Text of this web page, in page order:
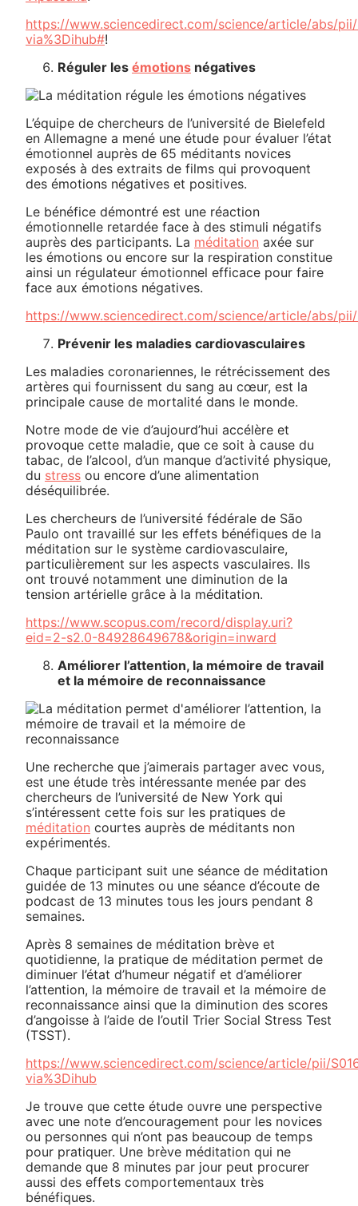
https://www.sciencedirect.com/science/article/abs/pii/
via%3Dihub#!
Réguler les émotions négatives
L’équipe de chercheurs de l’université de Bielefeld
en Allemagne a mené une étude pour évaluer l’état
émotionnel auprès de 65 méditants novices
exposés à des extraits de films qui provoquent
des émotions négatives et positives.
Le bénéfice démontré est une réaction
émotionnelle retardée face à des stimuli négatifs
auprès des participants. La méditation axée sur
les émotions ou encore sur la respiration constitue
ainsi un régulateur émotionnel efficace pour faire
face aux émotions négatives.
https://www.sciencedirect.com/science/article/abs/
Prévenir les maladies cardiovasculaires
Les maladies coronariennes, le rétrécissement des
artères qui fournissent du sang au cœur, est la
principale cause de mortalité dans le monde.
Notre mode de vie d’aujourd’hui accélère et
provoque cette maladie, que ce soit à cause du
tabac, de l’alcool, d’un manque d’activité physique,
du stress ou encore d’une alimentation
déséquilibrée.
Les chercheurs de l’université fédérale de São
Paulo ont travaillé sur les effets bénéfiques de la
méditation sur le système cardiovasculaire,
particulièrement sur les aspects vasculaires. Ils
ont trouvé notamment une diminution de la
tension artérielle grâce à la méditation.
https://www.scopus.com/record/display.uri?
eid=2-s2.0-84928649678&origin=inward
Améliorer l’attention, la mémoire de travail
et la mémoire de reconnaissance
Une recherche que j’aimerais partager avec vous,
est une étude très intéressante menée par des
chercheurs de l’université de New York qui
s’intéressent cette fois sur les pratiques de
méditation courtes auprès de méditants non
expérimentés.
Chaque participant suit une séance de méditation
guidée de 13 minutes ou une séance d’écoute de
podcast de 13 minutes tous les jours pendant 8
semaines.
Après 8 semaines de méditation brève et
quotidienne, la pratique de méditation permet de
diminuer l’état d’humeur négatif et d’améliorer
l’attention, la mémoire de travail et la mémoire de
reconnaissance ainsi que la diminution des scores
d’angoisse à l’aide de l’outil Trier Social Stress Test
(TSST).
https://www.sciencedirect.com/science/article/pii/
via%3Dihub
Je trouve que cette étude ouvre une perspective
avec une note d’encouragement pour les novices
ou personnes qui n’ont pas beaucoup de temps
pour pratiquer. Une brève méditation qui ne
demande que 8 minutes par jour peut procurer
aussi des effets comportementaux très
bénéfiques.